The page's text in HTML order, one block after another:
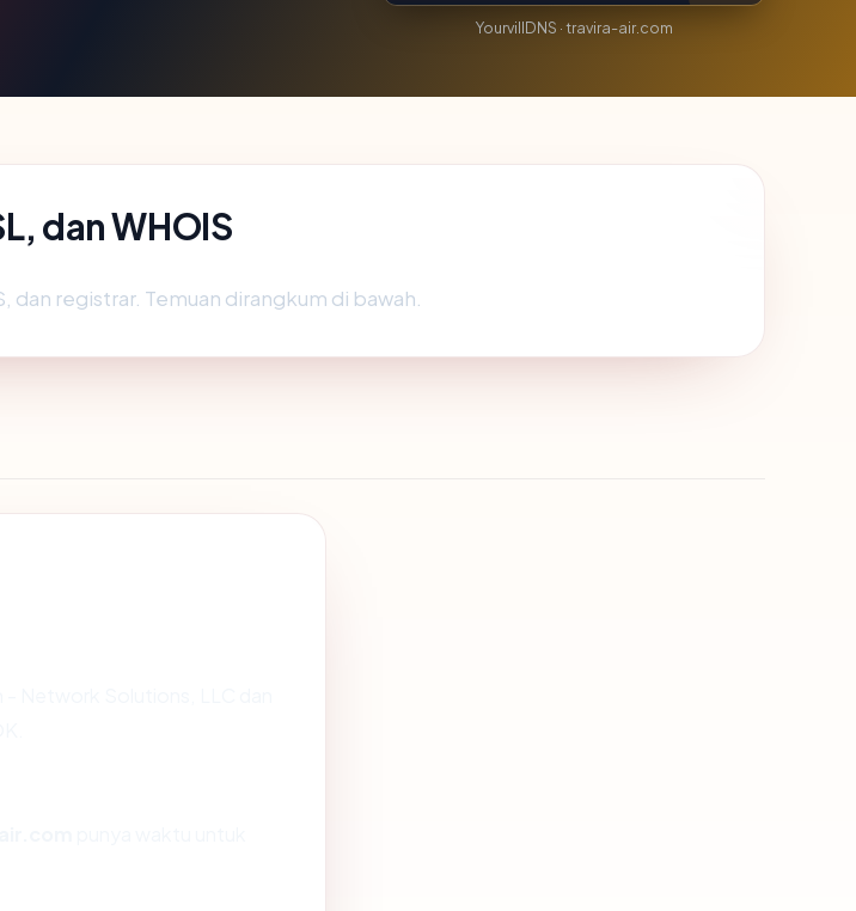
YourvillDNS · travira-air.com
dan WHOIS
dan registrar. Temuan dirangkum di bawah.